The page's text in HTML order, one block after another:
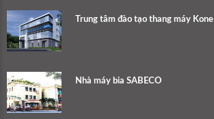
Trung tâm đào tạo thang máy Kone
Nhà máy bia SABECO